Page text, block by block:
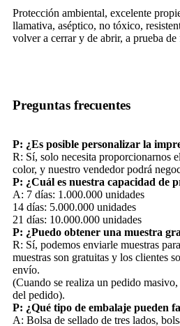
Protección ambiental, excelente
llamativa, aséptico, no tóxico,
volver a cerrar y de abrir, a prueba de
Preguntas frecuentes
P: ¿Es posible personalizar la
R: Sí, solo necesita proporcionarnos
color, y nuestro vendedor podrá
P: ¿Cuál es nuestra capacidad de
A: 7 días: 1.000.000 unidades
14 días: 5.000.000 unidades
21 días: 10.000.000 unidades
P: ¿Puedo obtener una muestra
R: Sí, podemos enviarle muestras
muestras son gratuitas y los clientes
envío.
(Cuando se realiza un pedido
del pedido).
P: ¿Qué tipo de embalaje pueden
A: Bolsa de sellado de tres lados,